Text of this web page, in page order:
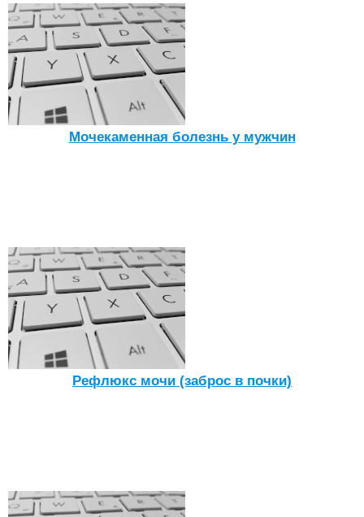
Мочекаменная болезнь у мужчин
Рефлюкс мочи (заброс в почки)